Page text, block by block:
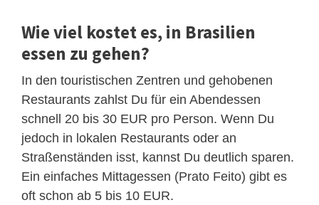
Wie viel kostet es, in Brasilien
essen zu gehen?
In den touristischen Zentren und gehobenen
Restaurants zahlst Du für ein Abendessen
schnell 20 bis 30 EUR pro Person. Wenn Du
jedoch in lokalen Restaurants oder an
Straßenständen isst, kannst Du deutlich sparen.
Ein einfaches Mittagessen (Prato Feito) gibt es
oft schon ab 5 bis 10 EUR.